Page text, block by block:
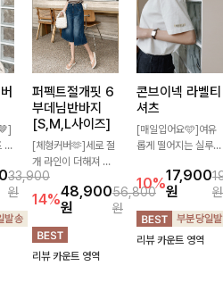
패
으
33,900
원
퍼펙트절개핏 6
부데님반바지
[S,M,L사이즈]
[체형커버🫶]세로 절
개 라인이 더해져 다
리 라인을 더욱 길고
슬림하게 연출해주는
5부 데님 반바지 🤍
부담 없는 기장과 여
유로운 핏으로 편안하
게 착용되며 다양한
14%48,900
원
56,800
원
리뷰 카운트 영역
콘브이넥 라벨티
셔츠
[매일입어요🩵]여유
롭게 떨어지는 실루엣
자인으로 데일리하게
즐기기 좋은 티셔츠-
소매 라벨 디테일이
은은한 포인트를 더해
심플하면서도 센스 있
10%17,900
원
원
리뷰 카운트 영역